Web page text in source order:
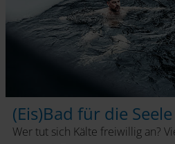
(Eis)Bad für die Seele
Wer tut sich Kälte freiwillig an?